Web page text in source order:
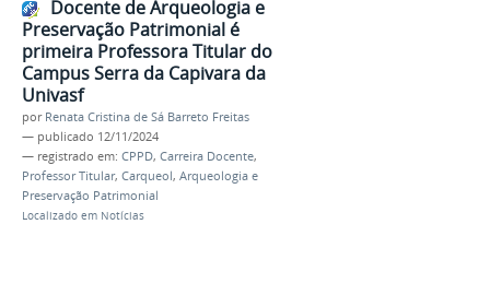
Docente de Arqueologia e
Preservação Patrimonial é
primeira Professora Titular do
Campus Serra da Capivara da
Univasf
por Renata Cristina de Sá Barreto Freitas
— publicado 12/11/2024
— registrado em: CPPD, Carreira Docente,
Professor Titular, Carqueol, Arqueologia e
Preservação Patrimonial
Localizado em Notícias